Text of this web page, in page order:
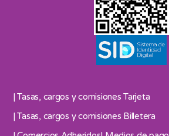
| Tasas, cargos y comisiones Tarjeta
| Tasas, cargos y comisiones Billetera